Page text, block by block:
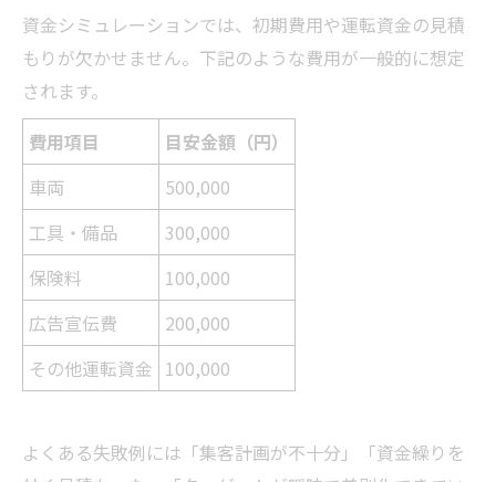
資金シミュレーションでは、初期費用や運転資金の見積
もりが欠かせません。下記のような費用が一般的に想定
されます。
費用項目
目安金額（円）
車両
500,000
工具・備品
300,000
保険料
100,000
広告宣伝費
200,000
その他運転資金 100,000
よくある失敗例には「集客計画が不十分」「資金繰りを